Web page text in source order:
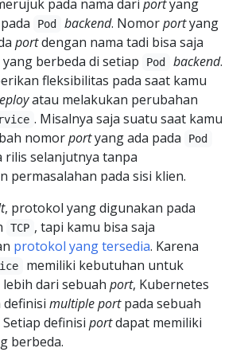
pada nama dari portyang
Pod backend. Nomorportyang
portdengan nama tadi bisa saja
berbeda di setiap
Pod backend.
fleksibilitas pada saat kamu
atau melakukan perubahan
. Misalnya saja suatu saat kamu
nomorportyang ada pada Pod
rilis selanjutnya tanpa
permasalahan pada sisi klien.
, protokol yang digunakan pada
TCP , tapi kamu bisa saja
protokol yang tersedia. Karena
memiliki kebutuhan untuk
dari sebuah port, Kubernetes
definisi multipleportpada sebuah
Setiap definisi portdapat memiliki
berbeda.